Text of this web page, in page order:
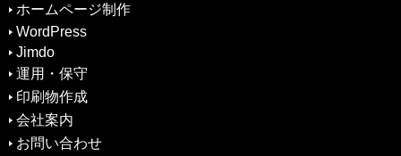
ホームページ制作
WordPress
Jimdo
運用・保守
印刷物作成
会社案内
お問い合わせ